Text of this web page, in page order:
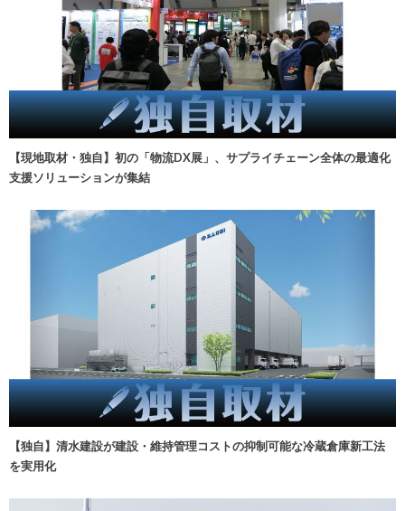
【現地取材・独自】初の「物流DX展」、サプライチェーン全体の最適化
支援ソリューションが集結
【独自】清水建設が建設・維持管理コストの抑制可能な冷蔵倉庫新工法
を実用化